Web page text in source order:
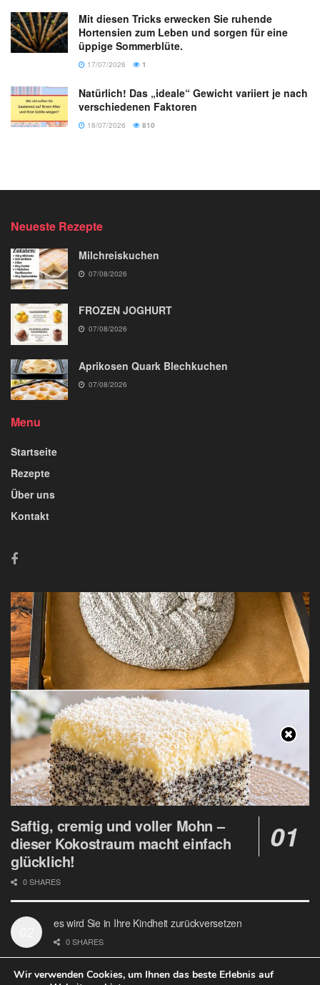
Mit diesen Tricks erwecken Sie ruhende
Hortensien zum Leben und sorgen für eine
üppige Sommerblüte.
17/07/2026 1
Natürlich! Das „ideale“ Gewicht variiert je nach
verschiedenen Faktoren
18/07/2026 810
Neueste Rezepte
Milchreiskuchen
07/08/2026
FROZEN JOGHURT
07/08/2026
Aprikosen Quark Blechkuchen
07/08/2026
Menu
Startseite
Rezepte
Über uns
Kontakt
Saftig, cremig und voller Mohn –
dieser Kokostraum macht einfach
glücklich!
0 SHARES
es wird Sie in Ihre Kindheit zurückversetzen
0 SHARES
Wir verwenden Cookies, um Ihnen das beste Erlebnis auf